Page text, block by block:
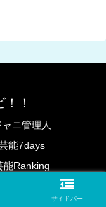
！
ャニ管理人
能7days
能Ranking
サイドバー